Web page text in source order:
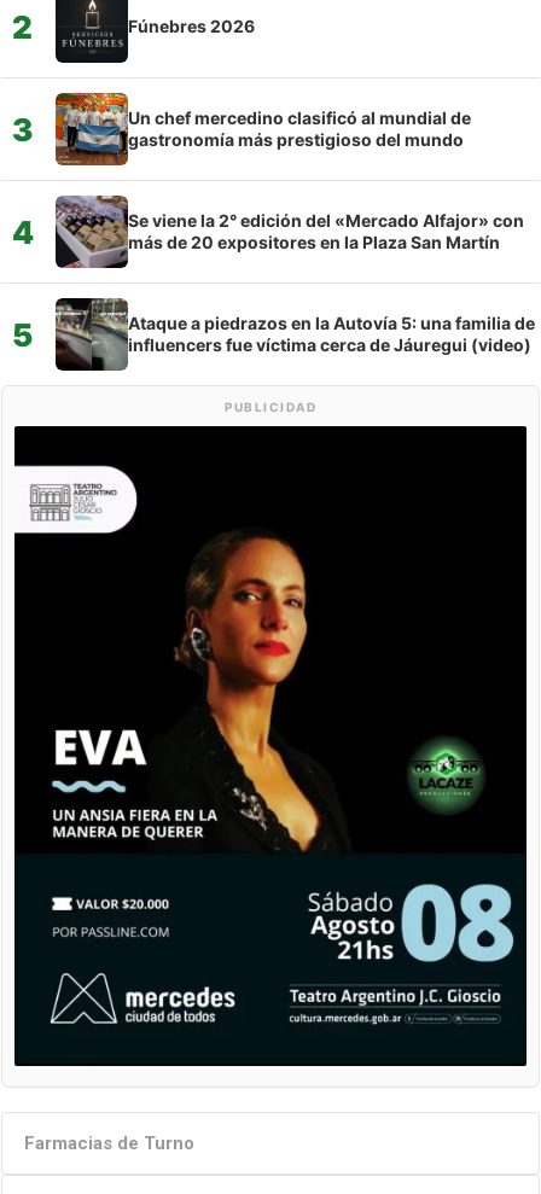
2 Fúnebres 2026
3
Un chef mercedino clasificó al mundial de
gastronomía más prestigioso del mundo
4
Se viene la 2° edición del «Mercado Alfajor» con
más de 20 expositores en la Plaza San Martín
5
Ataque a piedrazos en la Autovía 5: una familia de
influencers fue víctima cerca de Jáuregui (video)
PUBLICIDAD
Farmacias de Turno